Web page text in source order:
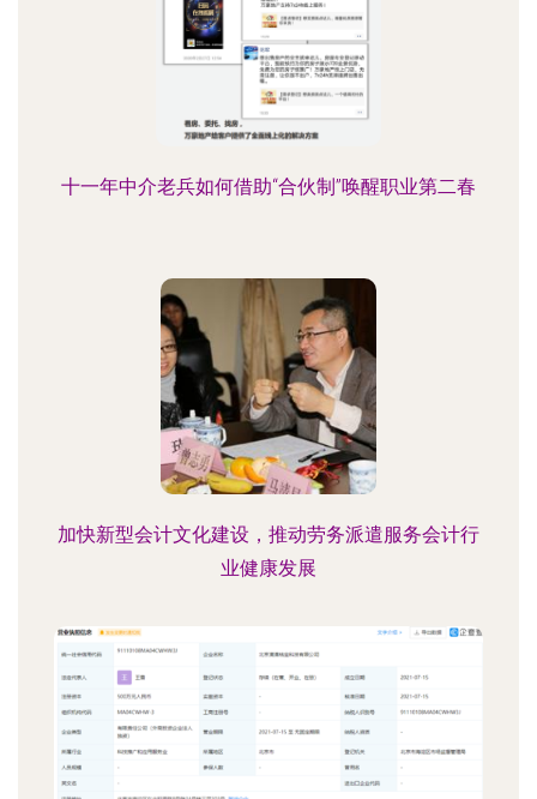
十一年中介老兵如何借助“合伙制”唤醒职业第二春
加快新型会计文化建设，推动劳务派遣服务会计行
业健康发展